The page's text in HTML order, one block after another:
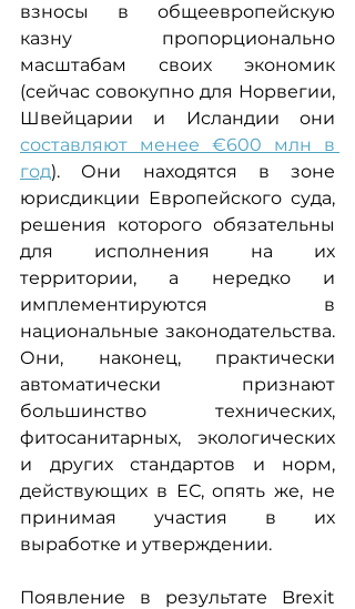
взносы в общеевропейскую
казну пропорционально
масштабам своих экономик
(сейчас совокупно для Норвегии,
составляют менее €600 млн в
год). Они находятся в зоне
юрисдикции Европейского суда,
решения которого обязательны
для исполнения на их
территории, а нередко и
имплементируются в
национальные законодательства.
Они, наконец, практически
автоматически признают
большинство технических,
фитосанитарных, экологических
и других стандартов и норм,
действующих в ЕС, опять же, не
принимая участия в их
выработке и утверждении.
Появление в результате Brexit